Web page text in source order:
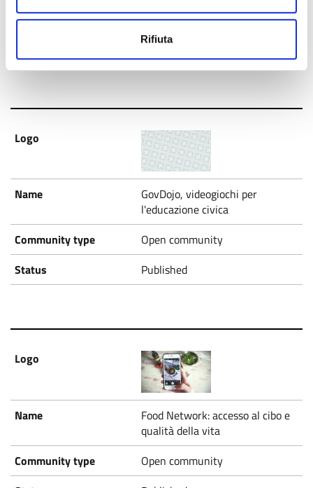
Rifiuta
Open community
Published
GovDojo, videogiochi per
l'educazione civica
Open community
Published
Food Network: accesso al cibo e
qualità della vita
Open community